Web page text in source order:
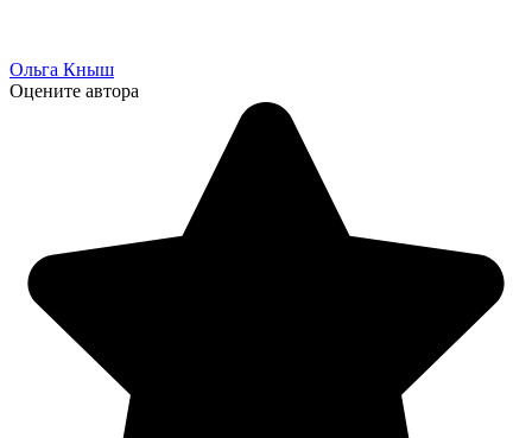
Ольга Кныш
Оцените автора